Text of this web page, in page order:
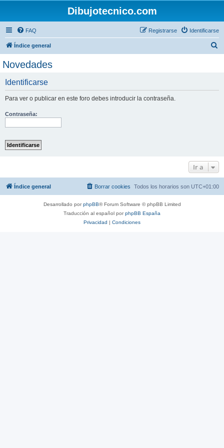
Dibujotecnico.com
FAQ Identificarse
Registrarse
Índice general
Novedades
Identificarse
Para ver o publicar en este foro debes introducir la contraseña.
Contraseña:
Ir a
Índice general Todos los horarios son UTC+01:00
Borrar cookies
Desarrollado porphpBB® Forum Software © phpBB Limited
Traducción al español porphpBB España
Privacidad | Condiciones